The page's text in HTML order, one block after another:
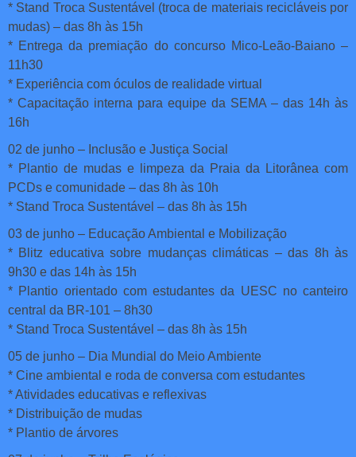
* Stand Troca Sustentável (troca de materiais recicláveis por
mudas) – das 8h às 15h
* Entrega da premiação do concurso Mico-Leão-Baiano –
11h30
* Experiência com óculos de realidade virtual
* Capacitação interna para equipe da SEMA – das 14h às
16h
02 de junho – Inclusão e Justiça Social
* Plantio de mudas e limpeza da Praia da Litorânea com
PCDs e comunidade – das 8h às 10h
* Stand Troca Sustentável – das 8h às 15h
03 de junho – Educação Ambiental e Mobilização
* Blitz educativa sobre mudanças climáticas – das 8h às
9h30 e das 14h às 15h
* Plantio orientado com estudantes da UESC no canteiro
central da BR-101 – 8h30
* Stand Troca Sustentável – das 8h às 15h
05 de junho – Dia Mundial do Meio Ambiente
* Cine ambiental e roda de conversa com estudantes
* Atividades educativas e reflexivas
* Distribuição de mudas
* Plantio de árvores